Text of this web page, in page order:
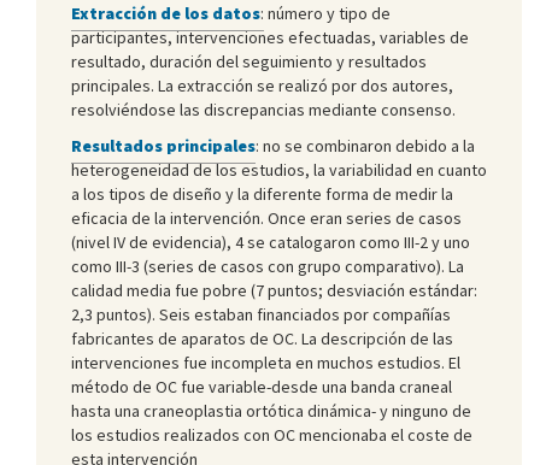
Extracción de los datos: número y tipo de
participantes, intervenciones efectuadas, variables de
resultado, duración del seguimiento y resultados
principales. La extracción se realizó por dos autores,
resolviéndose las discrepancias mediante consenso.
Resultados principales: no se combinaron debido a la
heterogeneidad de los estudios, la variabilidad en cuanto
a los tipos de diseño y la diferente forma de medir la
eficacia de la intervención. Once eran series de casos
(nivel IV de evidencia), 4 se catalogaron como III-2 y uno
como III-3 (series de casos con grupo comparativo). La
calidad media fue pobre (7 puntos; desviación estándar:
2,3 puntos). Seis estaban financiados por compañías
fabricantes de aparatos de OC. La descripción de las
intervenciones fue incompleta en muchos estudios. El
método de OC fue variable-desde una banda craneal
hasta una craneoplastia ortótica dinámica- y ninguno de
los estudios realizados con OC mencionaba el coste de
esta intervención